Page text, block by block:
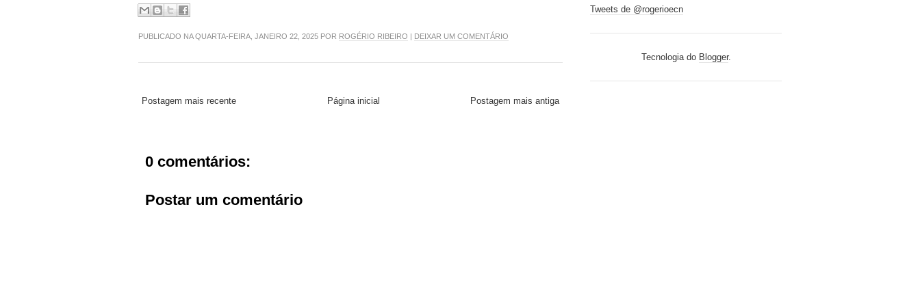
PUBLICADO NA QUARTA-FEIRA, JANEIRO 22, 2025 POR ROGÉRIO RIBEIRO | DEIXAR UM COMENTÁRIO
Postagem mais recente Postagem mais antiga
Página inicial
0 comentários:
Postar um comentário
Tweets de @rogerioecn
Tecnologia do Blogger.